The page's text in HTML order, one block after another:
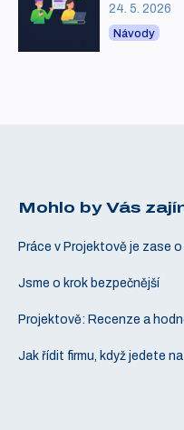
24. 5. 2026
Návody
Mohlo by Vás
Práce v Projektově je zase
Jsme o krok bezpečnější
Projektově: Recenze a
Jak řídit firmu, když jedete